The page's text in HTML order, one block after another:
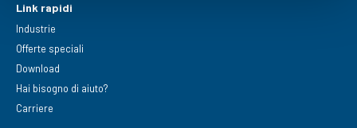
Link rapidi
Industrie
Offerte speciali
Download
Hai bisogno di aiuto?
Carriere